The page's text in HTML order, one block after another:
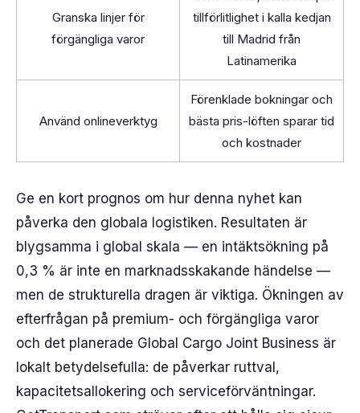
Granska linjer för
förgängliga varor
tillförlitlighet i kalla kedjan
till Madrid från
Latinamerika
Använd onlineverktyg
Förenklade bokningar och
bästa pris-löften sparar tid
och kostnader
Ge en kort prognos om hur denna nyhet kan
påverka den globala logistiken. Resultaten är
blygsamma i global skala — en intäktsökning på
0,3 % är inte en marknadsskakande händelse —
men de strukturella dragen är viktiga. Ökningen av
efterfrågan på premium- och förgängliga varor
och det planerade Global Cargo Joint Business är
lokalt betydelsefulla: de påverkar ruttval,
kapacitetsallokering och serviceförväntningar.